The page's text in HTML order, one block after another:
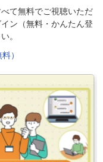
て無料でご視聴いただ
ン（無料・かんたん登
。
）